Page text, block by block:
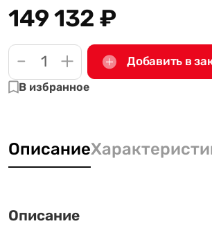
149 132₽
- + Добавить в
В избранное
Описание
Описание